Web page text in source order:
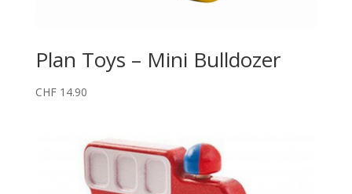
Plan Toys – Mini Bulldozer
CHF14.90